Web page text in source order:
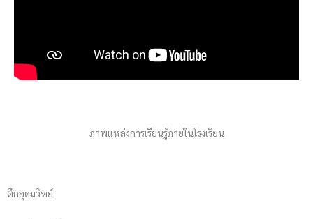
ภาพแหล่งการเรียนรู้ภายในโรงเรียน
ตึกอุดมวิทย์